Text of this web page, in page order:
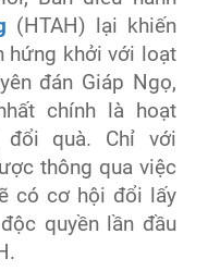
(HTAH) lại khiến
hứng khởi với loạt
đán Giáp Ngọ,
chính là hoạt
đổi quà. Chỉ với
thông qua việc
có cơ hội đổi lấy
quyền lần đầu